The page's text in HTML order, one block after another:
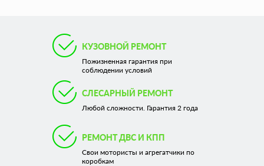
КУЗОВНОЙ РЕМОНТ
Пожизненная гарантия при
соблюдении условий
СЛЕСАРНЫЙ РЕМОНТ
Любой сложности. Гарантия 2 года
РЕМОНТ ДВС И КПП
Свои мотористы и агрегатчики по
коробкам